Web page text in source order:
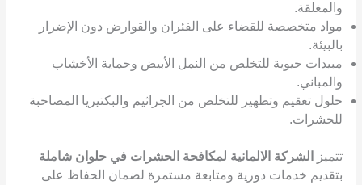
والمغلقة.
مواد متخصصة للقضاء على الفئران والقوارض دون الإضرار
بالبيئة.
مبيدات حيوية للتخلص من النمل الأبيض وحماية الأخشاب
والمباني.
حلول تعقيم وتطهير للتخلص من الجراثيم والبكتيريا المصاحبة
للحشرات.
تتميز
الشركة الالمانية لمكافحة الحشرات في حلوان شاملة
بتقديم خدمات دورية ومتابعة مستمرة لضمان الحفاظ على